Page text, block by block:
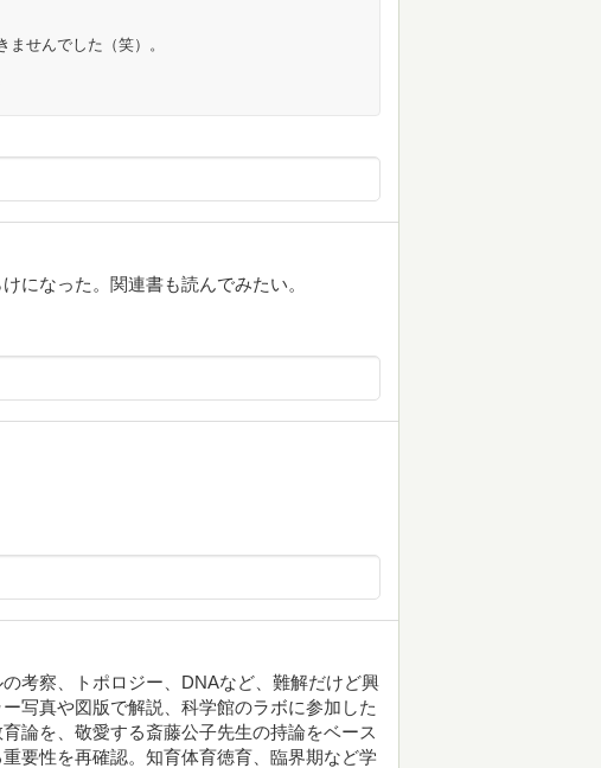
せんでした（笑）。
になった。関連書も読んでみたい。
考察、トポロジー、DNAなど、難解だけど興
写真や図版で解説、科学館のラボに参加した
論を、敬愛する斎藤公子先生の持論をベース
要性を再確認。知育体育徳育、臨界期など学